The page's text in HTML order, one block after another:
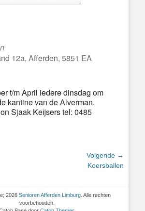
12a, Afferden, 5851 EA
t/m April iedere dinsdag om
kantine van de Alverman.
Sjaak Keijsers tel: 0485
Volgende →
Koersballen
2026 Senioren Afferden Limburg . Alle rechten
voorbehouden.